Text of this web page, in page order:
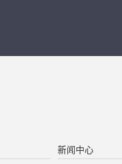
新闻中心